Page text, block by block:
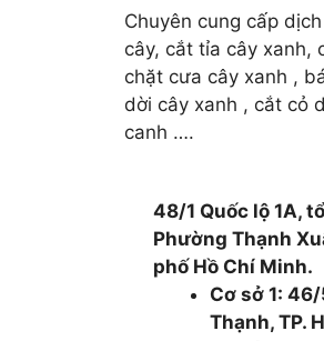
Chuyên cung cấp
cây, cắt tỉa cây xanh,
chặt cưa cây xanh ,
dời cây xanh , cắt cỏ
canh ….
48/1 Quốc lộ 1A,
Phường Thạnh
phố Hồ Chí Minh.
Cơ sở 1:
Thạnh, TP.